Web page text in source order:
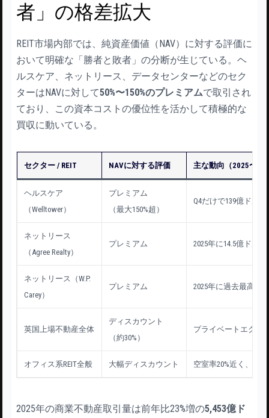
者」の格差拡大
REIT市場内部では、純資産価値（NAV）に対する評価に
おいて明確な「勝者と敗者」の分断が生じている。ヘ
ルスケア、ネットリース、データセンターなどのセク
ターはNAVに対して50%〜150%のプレミアムで取引され
ており、この資本コストの優位性を活かして積極的な
買収に動いている。
セクター / REIT NAVに対する評価 主な動向（2025〜
ヘルスケア
（Welltower）
プレミアム
（最大150%超）
Q4だけで139億ドル
ネットリース
（Agree Realty）
プレミアム 2025年に14.5億ドル
ネットリース（W.P.
Carey）
プレミアム 2025年に過去最高21
英国上場不動産全体
ディスカウント
（約30%）
プライベートエクイ
オフィス系REIT全般 大幅ディスカウント 空室率20%近く、借
2025年の商業不動産取引量は前年比23%増の5,453億ド